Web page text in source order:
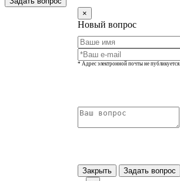
×
Новый вопрос
* Адрес электронной почты не публикуется.
Закрыть
Задать вопрос